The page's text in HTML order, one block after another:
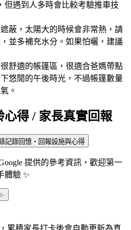
但遇到人多時會比較考驗推車技
蔽，太陽大的時候會非常熱，請
並多補充水分。如果怕曬，建議
舒適的帳篷區，很適合爸媽帶點
悠閒的午後時光，不過帳篷數量
。
心得 / 家長真實回報
記錄回憶・回報設施與心得
提供的參考資訊，歡迎第一
體驗 ✨